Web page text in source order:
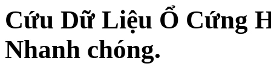
Cứu Dữ Liệu Ổ Cứng
Nhanh chóng.